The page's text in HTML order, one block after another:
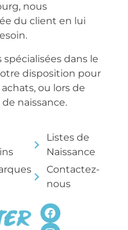
nous
du client en lui
dans le
disposition pour
ou lors de
naissance.
Listes de
Naissance
Contactez-
nous